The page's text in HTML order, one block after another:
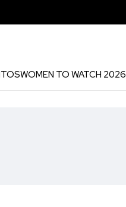
WOMEN TO WATCH 2026